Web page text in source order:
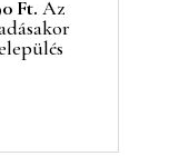
Ft. Az